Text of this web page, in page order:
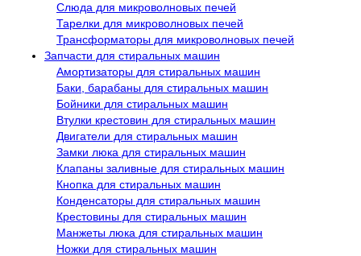
Слюда для микроволновых печей
Тарелки для микроволновых печей
Трансформаторы для микроволновых печей
Запчасти для стиральных машин
Амортизаторы для стиральных машин
Баки, барабаны для стиральных машин
Бойники для стиральных машин
Втулки крестовин для стиральных машин
Двигатели для стиральных машин
Замки люка для стиральных машин
Клапаны заливные для стиральных машин
Кнопка для стиральных машин
Конденсаторы для стиральных машин
Крестовины для стиральных машин
Манжеты люка для стиральных машин
Ножки для стиральных машин